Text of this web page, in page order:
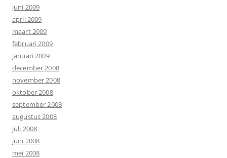
juni 2009
april 2009
maart 2009
februari 2009
januari 2009
december 2008
november 2008
oktober 2008
september 2008
augustus 2008
juli 2008
juni 2008
mei 2008